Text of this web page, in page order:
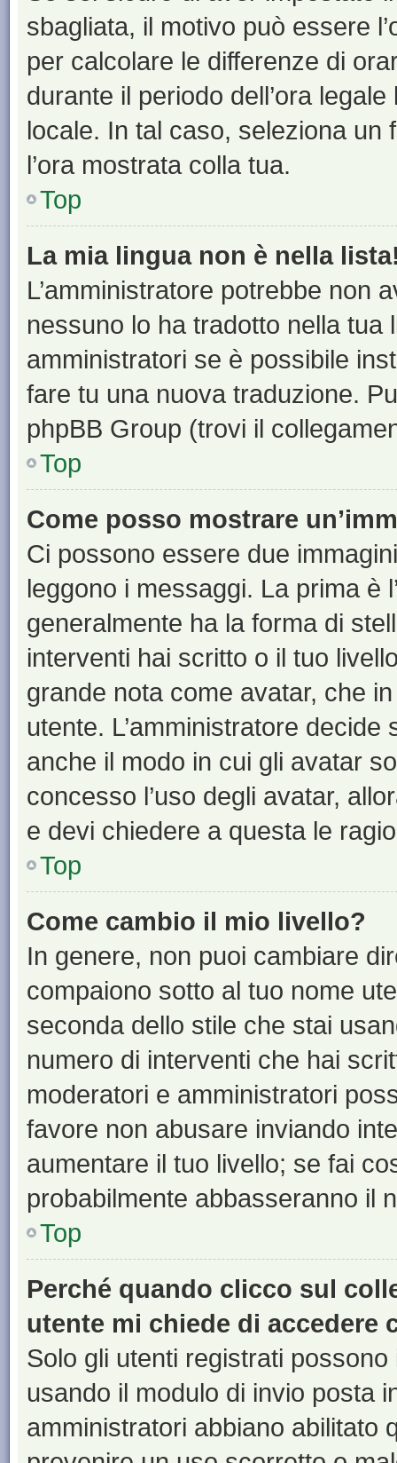
sbagliata, il motivo può essere
per calcolare le differenze di
durante il periodo dell’ora
locale. In tal caso, seleziona
l’ora mostrata colla tua.
Top
La mia lingua non è nella
L’amministratore potrebbe non
nessuno lo ha tradotto nella tua
amministratori se è possibile
fare tu una nuova traduzione.
phpBB Group (trovi il
Top
Come posso mostrare
Ci possono essere due
leggono i messaggi. La prima è
generalmente ha la forma di
interventi hai scritto o il tuo
grande nota come avatar, che
utente. L’amministratore
anche il modo in cui gli avatar
concesso l’uso degli avatar,
e devi chiedere a questa le
Top
Come cambio il mio livello?
In genere, non puoi cambiare
compaiono sotto al tuo nome
seconda dello stile che stai
numero di interventi che hai
moderatori e amministratori
favore non abusare inviando
aumentare il tuo livello; se fai
probabilmente abbasseranno il
Top
Perché quando clicco sul
utente mi chiede di accedere
Solo gli utenti registrati
usando il modulo di invio posta
amministratori abbiano abilitato